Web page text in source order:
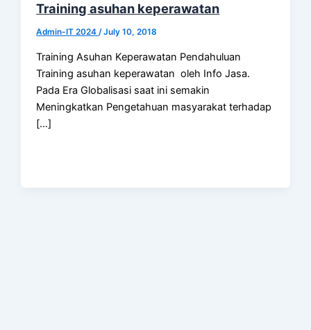
Training asuhan keperawatan
Admin-IT 2024/July 10, 2018
Training Asuhan Keperawatan Pendahuluan
Training asuhan keperawatan oleh Info Jasa.
Pada Era Globalisasi saat ini semakin
Meningkatkan Pengetahuan masyarakat terhadap
[…]